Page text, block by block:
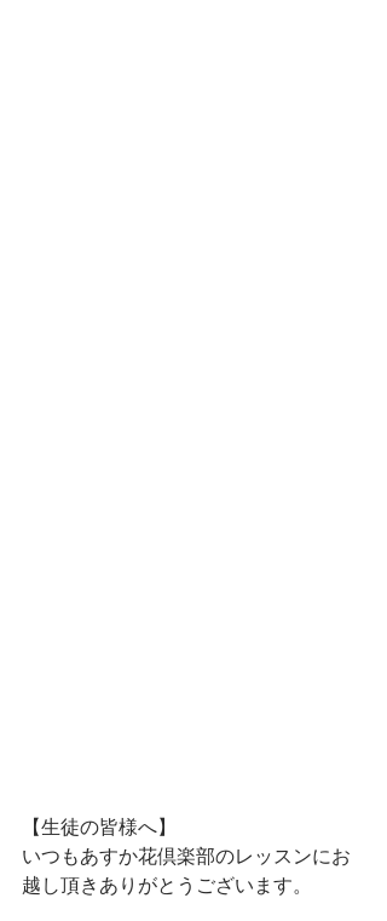
【生徒の皆様へ】
いつもあすか花倶楽部のレッスンにお
越し頂きありがとうございます。